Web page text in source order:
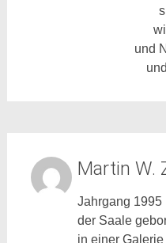
und
Martin W.
Jahrgang 1995
der Saale
in einer